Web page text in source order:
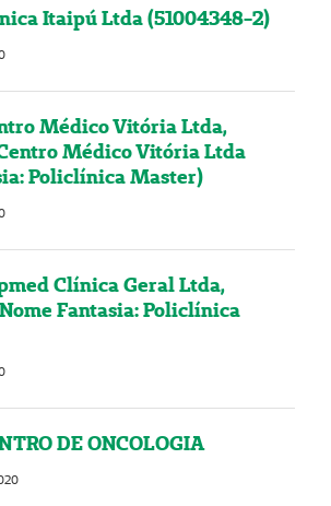
Itaipú Ltda (51004348-2)
Médico Vitória Ltda,
Médico Vitória Ltda
Policlínica Master)
Clínica Geral Ltda,
Fantasia: Policlínica
DE ONCOLOGIA